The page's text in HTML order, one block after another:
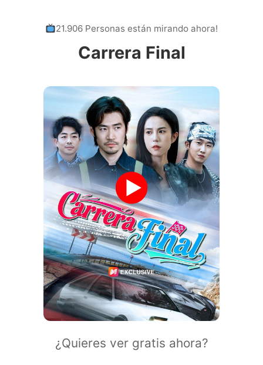
21.906 Personas están mirando ahora!
Carrera Final
¿Quieres ver gratis ahora?